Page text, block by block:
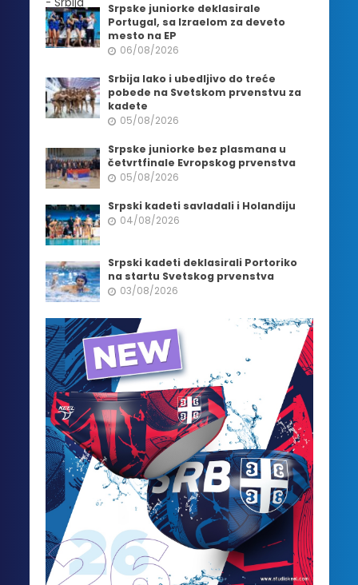
Srpske juniorke deklasirale
Portugal, sa Izraelom za deveto
mesto na EP
06/08/2026
Srbija lako i ubedljivo do treće
pobede na Svetskom prvenstvu za
kadete
05/08/2026
Srpske juniorke bez plasmana u
četvrtfinale Evropskog prvenstva
05/08/2026
Srpski kadeti savladali i Holandiju
04/08/2026
Srpski kadeti deklasirali Portoriko
na startu Svetskog prvenstva
03/08/2026